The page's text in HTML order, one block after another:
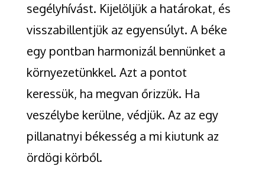
segélyhívást. Kijelöljük a határokat, és
visszabillentjük az egyensúlyt. A béke
egy pontban harmonizál bennünket a
környezetünkkel. Azt a pontot
keressük, ha megvan őrizzük. Ha
veszélybe kerülne, védjük. Az az egy
pillanatnyi békesség a mi kiutunk az
ördögi körből.